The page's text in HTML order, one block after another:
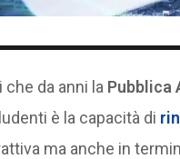
da anni la Pubblica
è la capacità di
ma anche in